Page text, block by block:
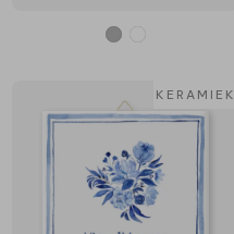
KERAMIEK